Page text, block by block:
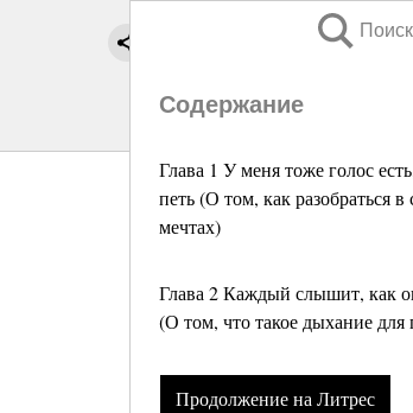
Поиск
Содержание
Глава 1 У меня тоже голос
петь (О том, как разобраться в
мечтах)
Глава 2 Каждый слышит, как
(О том, что такое дыхание для
Продолжение на Литрес